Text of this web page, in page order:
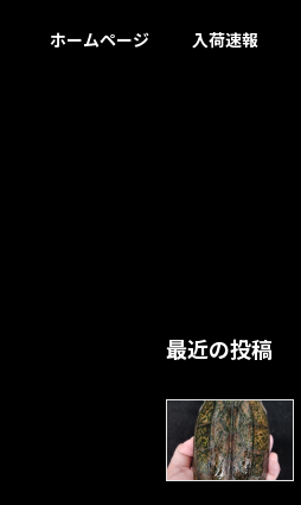
ホームページ 入荷速報
最近の投稿